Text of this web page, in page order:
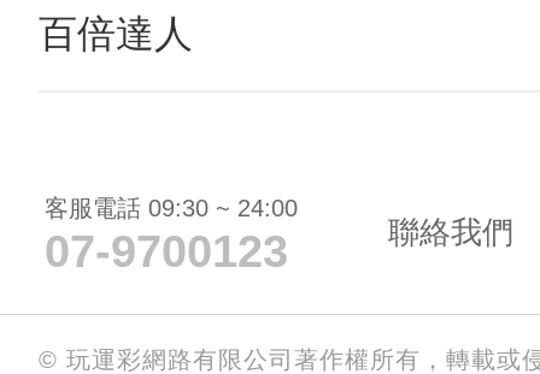
百倍達人
客服電話 09:30 ~ 24:00
07-9700123 聯絡我們
© 玩運彩網路有限公司著作權所有，轉載或